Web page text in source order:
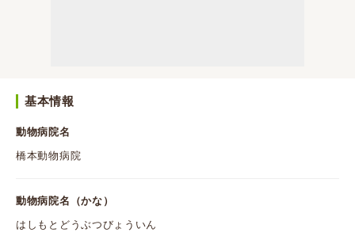
基本情報
動物病院名
橋本動物病院
動物病院名（かな）
はしもとどうぶつびょういん